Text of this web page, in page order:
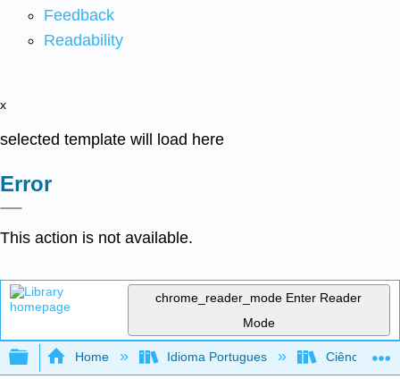
Feedback
Readability
x
selected template will load here
Error
This action is not available.
chrome_reader_mode Enter Reader
Mode
Expand/collapse global hierarchy
Home Idioma Portugues Ciência